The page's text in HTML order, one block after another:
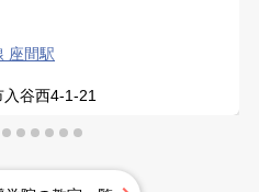
座間駅
谷西4-1-21